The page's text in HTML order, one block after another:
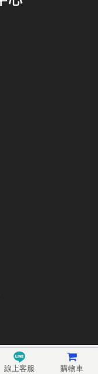
線上客服 購物車